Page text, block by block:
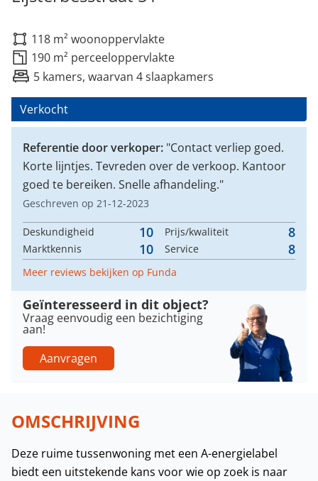
118 m² woonoppervlakte
190 m² perceeloppervlakte
5 kamers, waarvan 4 slaapkamers
Verkocht
Referentie door verkoper: "Contact verliep goed.
Korte lijntjes. Tevreden over de verkoop. Kantoor
goed te bereiken. Snelle afhandeling."
Geschreven op 21-12-2023
Deskundigheid 10 Prijs/kwaliteit 8
Marktkennis 10 Service 8
Meer reviews bekijken op Funda
Geïnteresseerd in dit object?
Vraag eenvoudig een bezichtiging
aan!
Aanvragen
OMSCHRIJVING
Deze ruime tussenwoning met een A-energielabel
biedt een uitstekende kans voor wie op zoek is naar